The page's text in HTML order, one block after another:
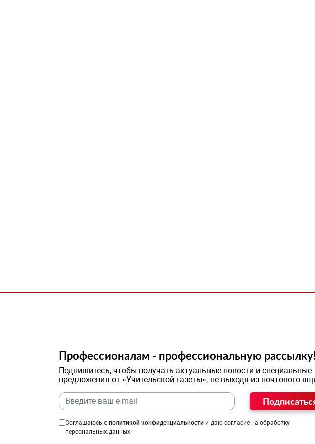
Профессионалам - профессиональную
Подпишитесь, чтобы получать актуальные новости и специальные
предложения от «Учительской газеты», не выходя из почтового
Соглашаюсь с политикой конфиденциальности и даю согласие на обработку
персональных данных